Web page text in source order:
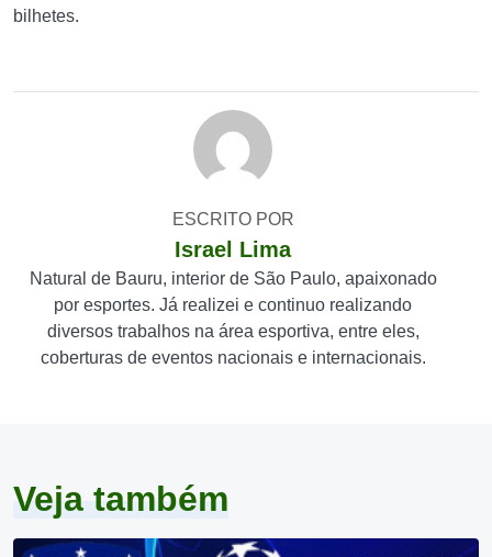
bilhetes.
ESCRITO POR
Israel Lima
Natural de Bauru, interior de São Paulo, apaixonado
por esportes. Já realizei e continuo realizando
diversos trabalhos na área esportiva, entre eles,
coberturas de eventos nacionais e internacionais.
Veja também